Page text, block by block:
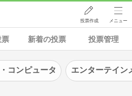
投票作成 メニュー
新着の投票 投票管理
コンピュータ エンターテイン